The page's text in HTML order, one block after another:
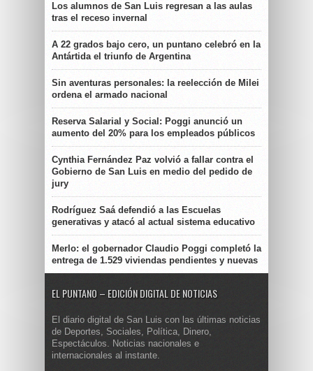
Los alumnos de San Luis regresan a las aulas
tras el receso invernal
A 22 grados bajo cero, un puntano celebró en la
Antártida el triunfo de Argentina
Sin aventuras personales: la reelección de Milei
ordena el armado nacional
Reserva Salarial y Social: Poggi anunció un
aumento del 20% para los empleados públicos
Cynthia Fernández Paz volvió a fallar contra el
Gobierno de San Luis en medio del pedido de
jury
Rodríguez Saá defendió a las Escuelas
generativas y atacó al actual sistema educativo
Merlo: el gobernador Claudio Poggi completó la
entrega de 1.529 viviendas pendientes y nuevas
EL PUNTANO – EDICIÓN DIGITAL DE NOTICIAS
El diario digital de San Luis con las últimas noticias
de Deportes, Sociales, Política, Dinero,
Espectáculos. Noticias nacionales e
internacionales al instante.